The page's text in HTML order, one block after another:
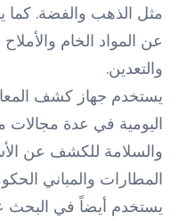
مثل الذهب والفضة.
عن المواد الخام
والتعدين.
يستخدم جهاز كشف
اليومية في عدة مجالات
والسلامة للكشف عن
المطارات والمباني
يستخدم أيضاً في البحث